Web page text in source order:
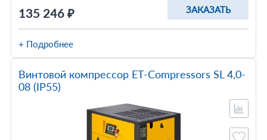
135 246 ₽ ЗАКАЗАТЬ
+ Подробнее
Винтовой компрессор ET-Compressors SL 4,0-
08 (IP55)